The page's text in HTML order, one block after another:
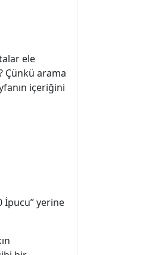
ele
Çünkü arama
içeriğini
İpucu” yerine